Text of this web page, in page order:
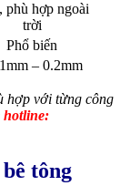
phù hợp ngoài
trời
Phổ biến
– 0.2mm
hợp với từng công
hotline:
tông